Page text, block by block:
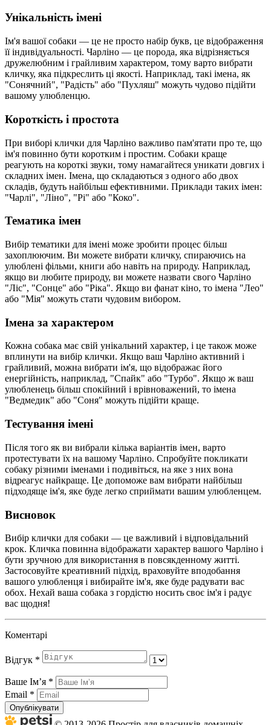
Унікальність імені
Ім'я вашої собаки — це не просто набір букв, це відображення
її індивідуальності. Чарліно — це порода, яка відрізняється
дружелюбним і грайливим характером, тому варто вибрати
кличку, яка підкреслить ці якості. Наприклад, такі імена, як
"Сонячний", "Радість" або "Пухляш" можуть чудово підійти
вашому улюбленцю.
Короткість і простота
При виборі клички для Чарліно важливо пам'ятати про те, що
ім'я повинно бути коротким і простим. Собаки краще
реагують на короткі звуки, тому намагайтеся уникати довгих і
складних імен. Імена, що складаються з одного або двох
складів, будуть найбільш ефективними. Приклади таких імен:
"Чарлі", "Ліно", "Рі" або "Коко".
Тематика імен
Вибір тематики для імені може зробити процес більш
захоплюючим. Ви можете вибрати кличку, спираючись на
улюблені фільми, книги або навіть на природу. Наприклад,
якщо ви любите природу, ви можете назвати свого Чарліно
"Ліс", "Сонце" або "Ріка". Якщо ви фанат кіно, то імена "Лео"
або "Мія" можуть стати чудовим вибором.
Імена за характером
Кожна собака має свій унікальний характер, і це також може
вплинути на вибір клички. Якщо ваш Чарліно активний і
грайливий, можна вибрати ім'я, що відображає його
енергійність, наприклад, "Спайк" або "Турбо". Якщо ж ваш
улюбленець більш спокійний і врівноважений, то імена
"Ведмедик" або "Соня" можуть підійти краще.
Тестування імені
Після того як ви вибрали кілька варіантів імен, варто
протестувати їх на вашому Чарліно. Спробуйте покликати
собаку різними іменами і подивіться, на яке з них вона
відреагує найкраще. Це допоможе вам вибрати найбільш
підходяще ім'я, яке буде легко сприймати вашим улюбленцем.
Висновок
Вибір клички для собаки — це важливий і відповідальний
крок. Кличка повинна відображати характер вашого Чарліно і
бути зручною для використання в повсякденному житті.
Застосовуйте креативний підхід, враховуйте вподобання
вашого улюбленця і вибирайте ім'я, яке буде радувати вас
обох. Нехай ваша собака з гордістю носить своє ім'я і радує
вас щодня!
Коментарі
Відгук *
Ваше Імʼя *
Email *
Опублікувати